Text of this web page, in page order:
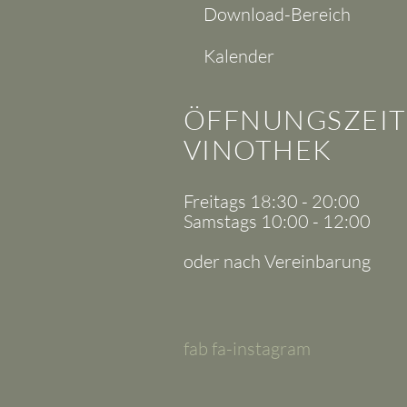
Download-Bereich
Kalender
VINOTHEK
Freitags 18:30 - 20:00
Samstags 10:00 - 12:00
oder nach Vereinbarung
fab fa-instagram